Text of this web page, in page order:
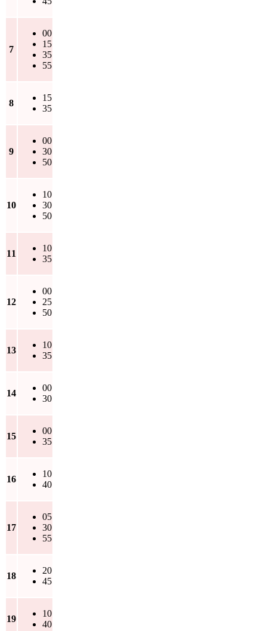
7
00
15
35
55
8
15
35
9
00
30
50
10
10
30
50
11
10
35
12
00
25
50
13
10
35
14
00
30
15
00
35
16
10
40
17
05
30
55
18
20
45
19
10
40